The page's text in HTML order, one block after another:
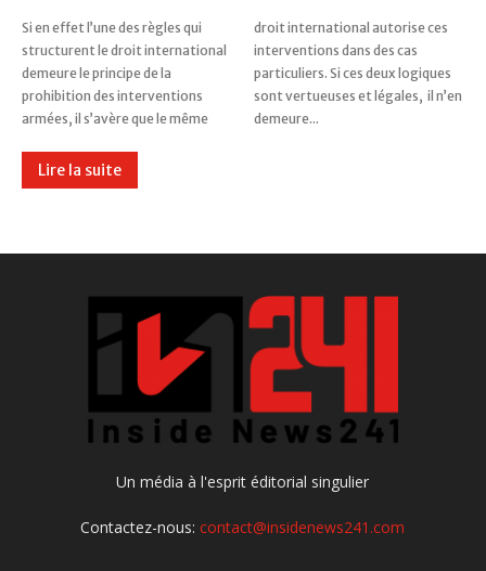
Si en effet l’une des règles qui
structurent le droit international
demeure le principe de la
prohibition des interventions
armées, il s’avère que le même
droit international autorise ces
interventions dans des cas
particuliers. Si ces deux logiques
sont vertueuses et légales, il n’en
demeure...
Lire la suite
Un média à l'esprit éditorial singulier
Contactez-nous:contact@insidenews241.com